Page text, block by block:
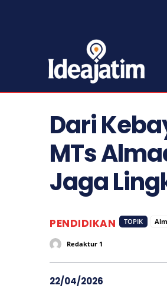
Dari
MTs
Jaga
PENDIDIKAN TOPIK
Redaktur 1
22/04/2026